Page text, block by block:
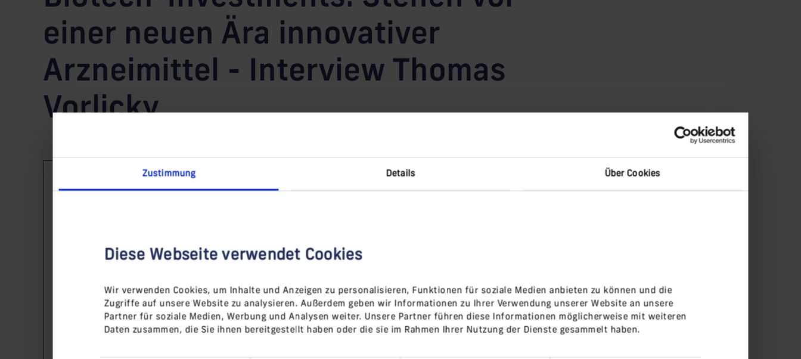
Zustimmung Details Über Cookies
Diese Webseite verwendet Cookies
Wir verwenden Cookies, um Inhalte und Anzeigen zu personalisieren, Funktionen für soziale Medien anbieten zu können und die
Zugriffe auf unsere Website zu analysieren. Außerdem geben wir Informationen zu Ihrer Verwendung unserer Website an unsere
Partner für soziale Medien, Werbung und Analysen weiter. Unsere Partner führen diese Informationen möglicherweise mit weiteren
Daten zusammen, die Sie ihnen bereitgestellt haben oder die sie im Rahmen Ihrer Nutzung der Dienste gesammelt haben.
einer neuen Ära innovativer
Arzneimittel - Interview Thomas
Vorlicky
Bitteakzeptieren Sie die Marketing-Cookies,um dieses Video anzuzeigen.